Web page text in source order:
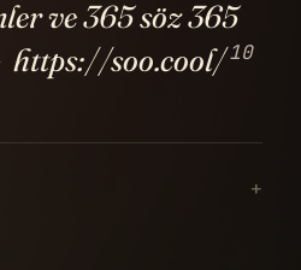
ve 365 söz 365
https://soo.cool/10